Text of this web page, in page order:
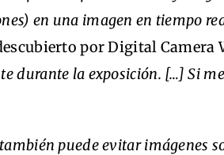
en una imagen en tiempo
por Digital Camera
durante la exposición. […] Si
puede evitar imágenes